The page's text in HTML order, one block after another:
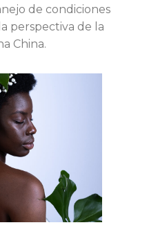
de condiciones
perspectiva de la
China.